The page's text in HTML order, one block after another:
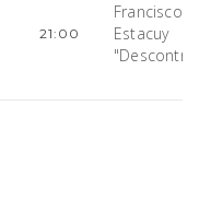
21:00
Francisco
Estacuy